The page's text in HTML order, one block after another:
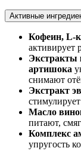
Активные
Кофеин, L-
активирует
Экстракты
артишока
снимают
Экстракт
Масло
питают,
Комплекс
упругость